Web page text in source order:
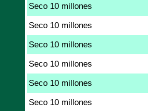
Seco 10 millones
Seco 10 millones
Seco 10 millones
Seco 10 millones
Seco 10 millones
Seco 10 millones